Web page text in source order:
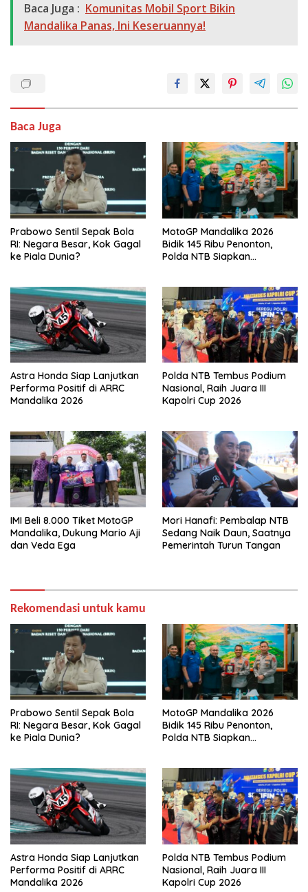
Baca Juga : Komunitas Mobil Sport Bikin
Mandalika Panas, Ini Keseruannya!
Baca Juga
Prabowo Sentil Sepak Bola
RI: Negara Besar, Kok Gagal
ke Piala Dunia?
MotoGP Mandalika 2026
Bidik 145 Ribu Penonton,
Polda NTB Siapkan
Astra Honda Siap Lanjutkan
Performa Positif di ARRC
Mandalika 2026
Polda NTB Tembus Podium
Nasional, Raih Juara III
Kapolri Cup 2026
IMI Beli 8.000 Tiket MotoGP
Mandalika, Dukung Mario Aji
dan Veda Ega
Mori Hanafi: Pembalap NTB
Sedang Naik Daun, Saatnya
Pemerintah Turun Tangan
Rekomendasi untuk kamu
Prabowo Sentil Sepak Bola
RI: Negara Besar, Kok Gagal
ke Piala Dunia?
MotoGP Mandalika 2026
Bidik 145 Ribu Penonton,
Polda NTB Siapkan
Astra Honda Siap Lanjutkan
Performa Positif di ARRC
Mandalika 2026
Polda NTB Tembus Podium
Nasional, Raih Juara III
Kapolri Cup 2026